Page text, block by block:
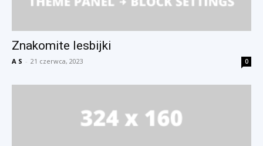
Znakomite lesbijki
A S - 21 czerwca, 2023 0